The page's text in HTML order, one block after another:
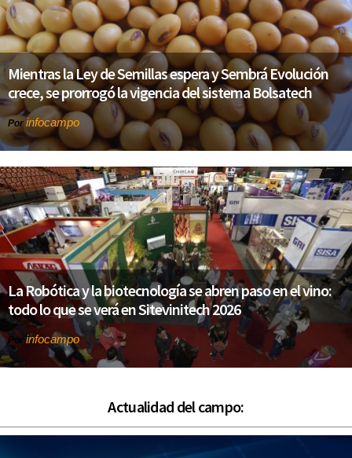
Mientras la Ley de Semillas espera y Sembrá Evolución
crece, se prorrogó la vigencia del sistema Bolsatech
Por infocampo
La Robótica y la biotecnología se abren paso en el vino:
todo lo que se verá en Sitevinitech 2026
Por infocampo
Actualidad del campo: